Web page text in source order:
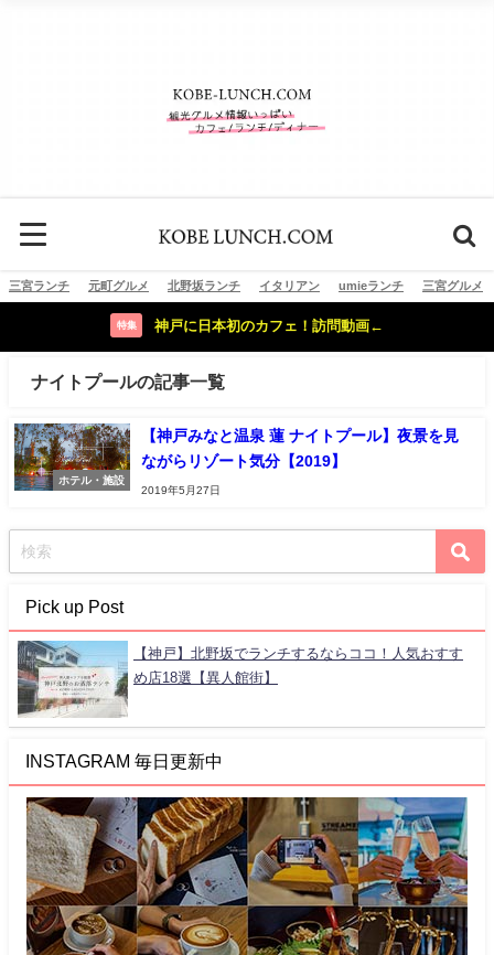
三宮ランチ 元町グルメ 北野坂ランチ イタリアン umieランチ 三宮グルメ
特集 神戸に日本初のカフェ！訪問動画←
ナイトプールの記事一覧
ホテル・施設
【神戸みなと温泉 蓮 ナイトプール】夜景を見
ながらリゾート気分【2019】
2019年5月27日
Pick up Post
【神戸】北野坂でランチするならココ！人気おすす
め店18選【異人館街】
INSTAGRAM 毎日更新中